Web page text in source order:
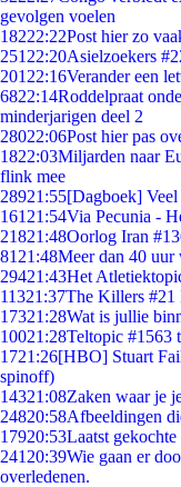
gevolgen voelen
18222:22Post hier zo
251 22:20Asielzoekers
201 22:16Verander een
6822:14Roddelpraat
minderjarigen deel 2
28022:06Post hier pas
1822:03Miljarden naar
flink mee
28921:55[Dagboek]
161 21:54Via Pecunia -
21821:48Oorlog Iran
81 21:48Meer dan 40 uur
29421:43Het
11321:37The Killers #21
17321:28Wat is jullie
10021:28Teltopic #1563
1721:26[HBO] Stuart
spinoff)
14321:08Zaken waar je
24820:58Afbeeldingen
17920:53Laatst
241 20:39Wie gaan er
overledenen.